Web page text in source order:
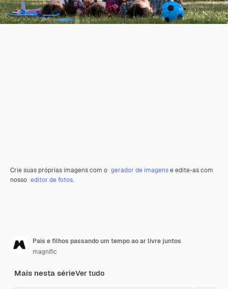
Crie suas próprias imagens com o gerador de imagense edite-as com
nosso editor de fotos.
Pais e filhos passando um tempo ao ar livre juntos
magnific
Mais nesta sérieVer tudo